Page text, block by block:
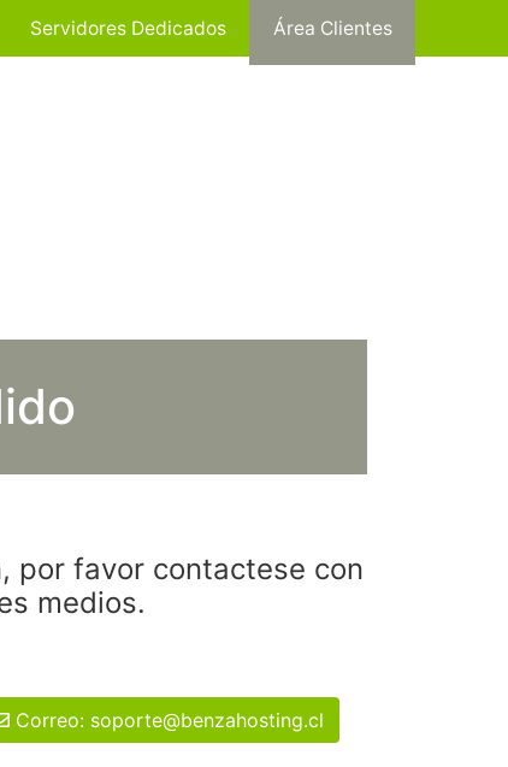
Servidores Dedicados Área Clientes
por favor contactese con
medios.
Correo: soporte@benzahosting.cl